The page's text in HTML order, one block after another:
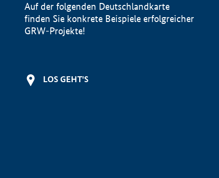
Auf der folgenden Deutschlandkarte
finden Sie konkrete Beispiele erfolgreicher
GRW-Projekte!
LOS GEHT'S